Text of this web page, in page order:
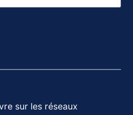
sur les réseaux